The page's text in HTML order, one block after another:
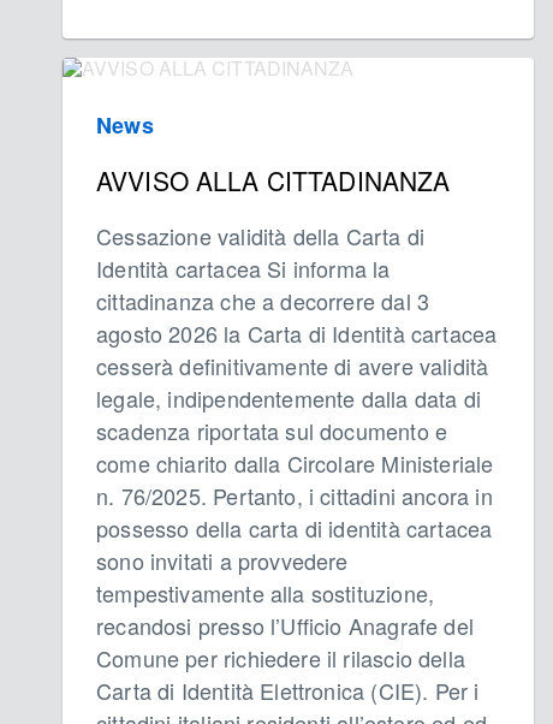
News
AVVISO ALLA CITTADINANZA
Cessazione validità della Carta di
Identità cartacea Si informa la
cittadinanza che a decorrere dal 3
agosto 2026 la Carta di Identità cartacea
cesserà definitivamente di avere validità
legale, indipendentemente dalla data di
scadenza riportata sul documento e
come chiarito dalla Circolare Ministeriale
n. 76/2025. Pertanto, i cittadini ancora in
possesso della carta di identità cartacea
sono invitati a provvedere
tempestivamente alla sostituzione,
recandosi presso l’Ufficio Anagrafe del
Comune per richiedere il rilascio della
Carta di Identità Elettronica (CIE). Per i